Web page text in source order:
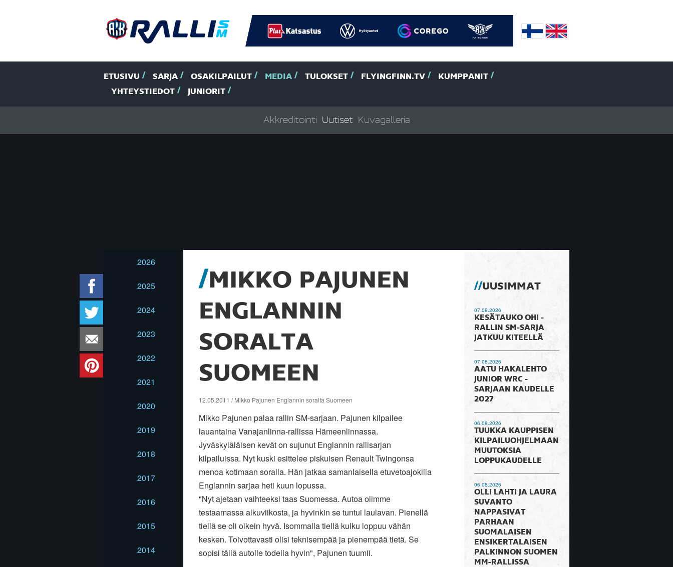
ETUSIVU SARJA OSAKILPAILUT MEDIA TULOKSET FLYINGFINN.TV
KUMPPANIT
YHTEYSTIEDOT
JUNIORIT
Akkreditointi Uutiset Kuvagalleria
2026
2025
2024
2023
2022
2021
2020
2019
2018
2017
2016
2015
2014
MIKKO PAJUNEN
ENGLANNIN
SORALTA
SUOMEEN
12.05.2011 / Mikko Pajunen Englannin soralta Suomeen
Mikko Pajunen palaa rallin SM-sarjaan. Pajunen kilpailee
lauantaina Vanajanlinna-rallissa Hämeenlinnassa.
Jyväskyläläisen kevät on sujunut Englannin rallisarjan
kilpailuissa. Nyt kuski esittelee piskuisen Renault Twingonsa
menoa kotimaan soralla. Hän jatkaa samanlaisella etuvetoajokilla
Englannin sarjaa heti kuun lopussa.
"Nyt ajetaan vaihteeksi taas Suomessa. Autoa olimme
testaamassa alkuviikosta, ja hyvinkin se tuntui laulavan. Pienellä
tiellä se oli oikein hyvä. Isommalla tiellä kulku loppuu vähän
kesken. Toivottavasti olisi teknisempää ja pienempää tietä. Se
sopisi tällä autolle todella hyvin", Pajunen tuumii.
UUSIMMAT
07.08.2026
KESÄTAUKO OHI -
RALLIN SM-SARJA
JATKUU KITEELLÄ
07.08.2026
AATU HAKALEHTO
JUNIOR WRC -
SARJAAN KAUDELLE
2027
06.08.2026
TUUKKA KAUPPISEN
KILPAILUOHJELMAAN
MUUTOKSIA
LOPPUKAUDELLE
06.08.2026
OLLI LAHTI JA LAURA
SUVANTO
NAPPASIVAT
PARHAAN
SUOMALAISEN
ENSIKERTALAISEN
PALKINNON SUOMEN
MM-RALLISSA